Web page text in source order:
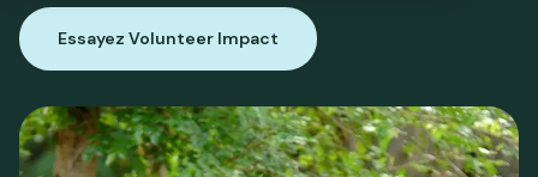
Essayez Volunteer Impact